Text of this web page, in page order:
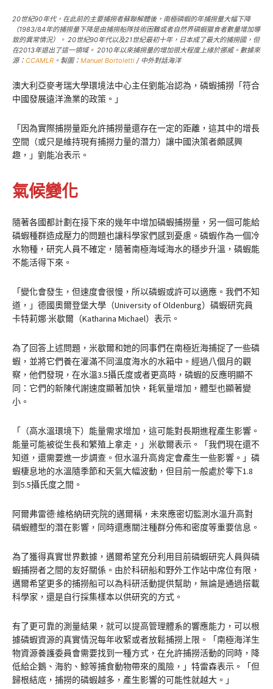
20世紀90年代，在此前的主要捕撈者蘇聯解體後，南極磷蝦的年捕撈量大幅下降
（1983/84年的捕撈量下降是由捕撈船隊技術困難或者自然界磷蝦獵食者數量增加導
致的異常情況）。 20世紀90年代以及21世紀最初十年，日本成了最大的捕撈國，但
在2013年退出了這一領域。 2010年以來捕撈量的增加很大程度上緣於挪威。數據來
源： CCAMLR 。製圖： Manuel Bortoletti / 中外對話海洋
澳大利亞麥考瑞大學環境法中心主任劉能冶認為，磷蝦捕撈「符合
中國發展遠洋漁業的政策。」
「因為實際捕撈量距允許捕撈量還存在一定的距離，這其中的增長
空間（或只是維持現有捕撈力量的潛力）讓中國決策者頗感興
趣，」劉能冶表示。
氣候變化
隨著各國都計劃在接下來的幾年中增加磷蝦捕撈量，另一個可能給
磷蝦種群造成壓力的問題也讓科學家們感到憂慮。磷蝦作為一個冷
水物種，研究人員不確定，隨著南極海域海水的穩步升溫，磷蝦能
不能活得下來。
「變化會發生，但速度會很慢，所以磷蝦或許可以適應。我們不知
道，」德國奧爾登堡大學（University of Oldenburg）磷蝦研究員
卡特莉娜·米歇爾（Katharina Michael）表示。
為了回答上述問題，米歇爾和她的同事們在南極近海捕捉了一些磷
蝦，並將它們養在灌滿不同溫度海水的水箱中。經過八個月的觀
察，他們發現，在水溫3.5攝氏度或者更高時，磷蝦的反應明顯不
同：它們的新陳代謝速度顯著加快，耗氧量增加，體型也顯著變
小。
「（高水溫環境下）能量需求增加，這可能對長期進程產生影響。
能量可能被從生長和繁殖上拿走，」米歇爾表示。「我們現在還不
知道，還需要進一步調查。但水溫升高肯定會產生一些影響。」磷
蝦棲息地的水溫隨季節和天氣大幅波動，但目前一般處於零下1.8
到5.5攝氏度之間。
阿爾弗雷德·維格納研究院的邁爾稱，未來應密切監測水溫升高對
磷蝦體型的潛在影響，同時還應關注種群分佈和密度等重要信息。
為了獲得真實世界數據，邁爾希望充分利用目前磷蝦研究人員與磷
蝦捕撈者之間的友好關係。由於科研船和野外工作站中席位有限，
邁爾希望更多的捕撈船可以為科研活動提供幫助，無論是通過搭載
科學家，還是自行採集樣本以供研究的方式。
有了更可靠的測量結果，就可以提高管理體系的響應能力，可以根
據磷蝦資源的真實情況每年收緊或者放鬆捕撈上限。「南極海洋生
物資源養護委員會需要找到一種方式，在允許捕撈活動的同時，降
低給企鵝、海豹、鯨等捕食動物帶來的風險，」特雷森表示。「但
歸根結底，捕撈的磷蝦越多，產生影響的可能性就越大。」